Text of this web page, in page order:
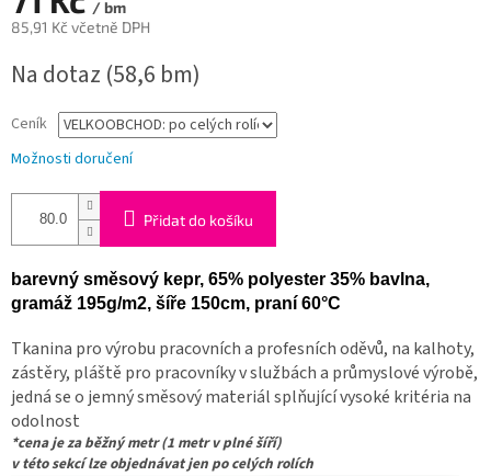
/ bm
85,91 Kč včetně DPH
cena:
Na dotaz (58,6 bm)
Ceník
Možnosti doručení
Přidat do košíku
barevný směsový kepr, 65% polyester 35% bavlna,
gramáž 195g/m2, šíře 150cm, praní 60°C
Tkanina pro výrobu pracovních a profesních oděvů, na kalhoty,
zástěry, pláště pro pracovníky v službách a průmyslové výrobě,
jedná se o jemný směsový materiál splňující vysoké kritéria na
odolnost
*cena je za běžný metr (1 metr v plné šíří)
v této sekcí lze objednávat jen po celých rolích